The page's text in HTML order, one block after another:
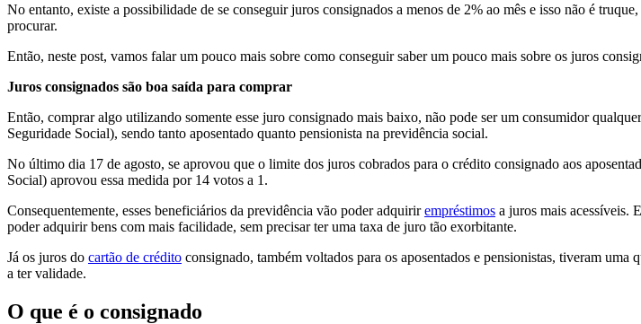
No entanto, existe a possibilidade de se conseguir juros consignados a menos de 2% ao mês e isso não é
procurar.
Então, neste post, vamos falar um pouco mais sobre como conseguir saber um pouco mais sobre os juros
Juros consignados são boa saída para comprar
Então, comprar algo utilizando somente esse juro consignado mais baixo, não pode ser um consumidor
Seguridade Social), sendo tanto aposentado quanto pensionista na previdência social.
No último dia 17 de agosto, se aprovou que o limite dos juros cobrados para o crédito consignado aos
Social) aprovou essa medida por 14 votos a 1.
Consequentemente, esses beneficiários da previdência vão poder adquirirempréstimos a juros mais acessíveis.
poder adquirir bens com mais facilidade, sem precisar ter uma taxa de juro tão exorbitante.
Já os juros do cartão de crédito consignado, também voltados para os aposentados e pensionistas, tiveram
a ter validade.
O que é o consignado